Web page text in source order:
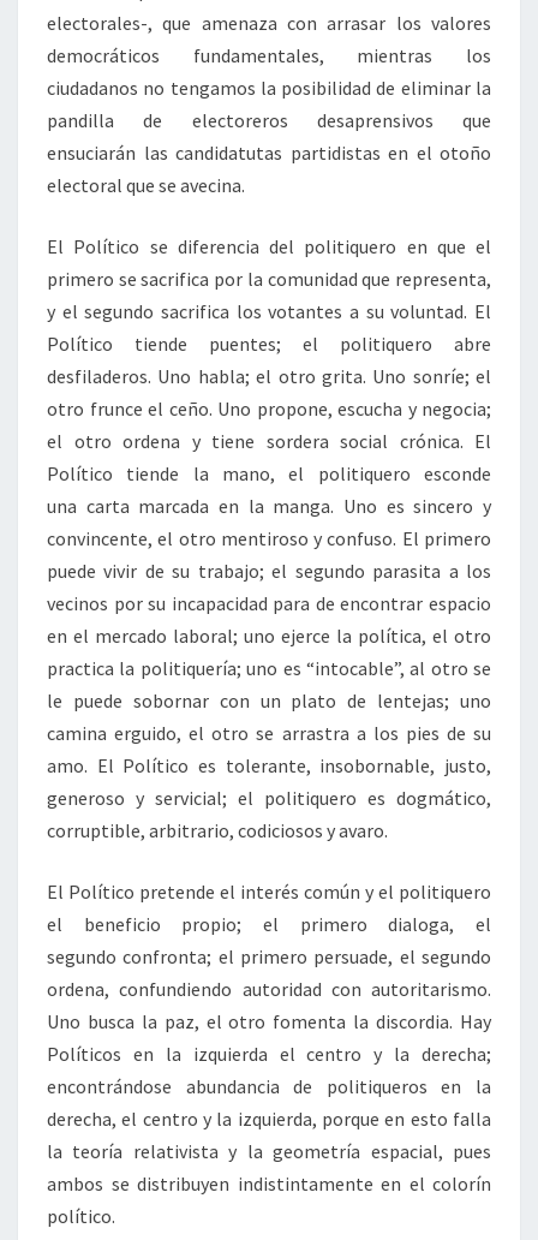
electorales-, que amenaza con arrasar los valores
democráticos fundamentales, mientras los
ciudadanos no tengamos la posibilidad de eliminar la
pandilla de electoreros desaprensivos que
ensuciarán las candidatutas partidistas en el otoño
electoral que se avecina.
El Político se diferencia del politiquero en que el
primero se sacrifica por la comunidad que representa,
y el segundo sacrifica los votantes a su voluntad. El
Político tiende puentes; el politiquero abre
desfiladeros. Uno habla; el otro grita. Uno sonríe; el
otro frunce el ceño. Uno propone, escucha y negocia;
el otro ordena y tiene sordera social crónica. El
Político tiende la mano, el politiquero esconde
una carta marcada en la manga. Uno es sincero y
convincente, el otro mentiroso y confuso. El primero
puede vivir de su trabajo; el segundo parasita a los
vecinos por su incapacidad para de encontrar espacio
en el mercado laboral; uno ejerce la política, el otro
practica la politiquería; uno es “intocable”, al otro se
le puede sobornar con un plato de lentejas; uno
camina erguido, el otro se arrastra a los pies de su
amo. El Político es tolerante, insobornable, justo,
generoso y servicial; el politiquero es dogmático,
corruptible, arbitrario, codiciosos y avaro.
El Político pretende el interés común y el politiquero
el beneficio propio; el primero dialoga, el
segundo confronta; el primero persuade, el segundo
ordena, confundiendo autoridad con autoritarismo.
Uno busca la paz, el otro fomenta la discordia. Hay
Políticos en la izquierda el centro y la derecha;
encontrándose abundancia de politiqueros en la
derecha, el centro y la izquierda, porque en esto falla
la teoría relativista y la geometría espacial, pues
ambos se distribuyen indistintamente en el colorín
político.